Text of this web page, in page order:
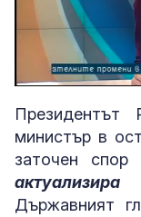
Unmute
6.74%
Президентът
министър в
заточен
Държавният